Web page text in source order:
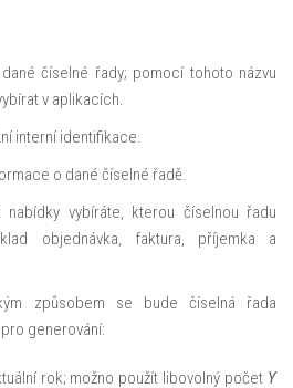
číselné řady; pomocí tohoto názvu
v aplikacích.
interní identifikace.
o dané číselné řadě.
vybíráte, kterou číselnou řadu
objednávka, faktura, příjemka a
způsobem se bude číselná řada
generování:
rok; možno použít libovolný počet Y